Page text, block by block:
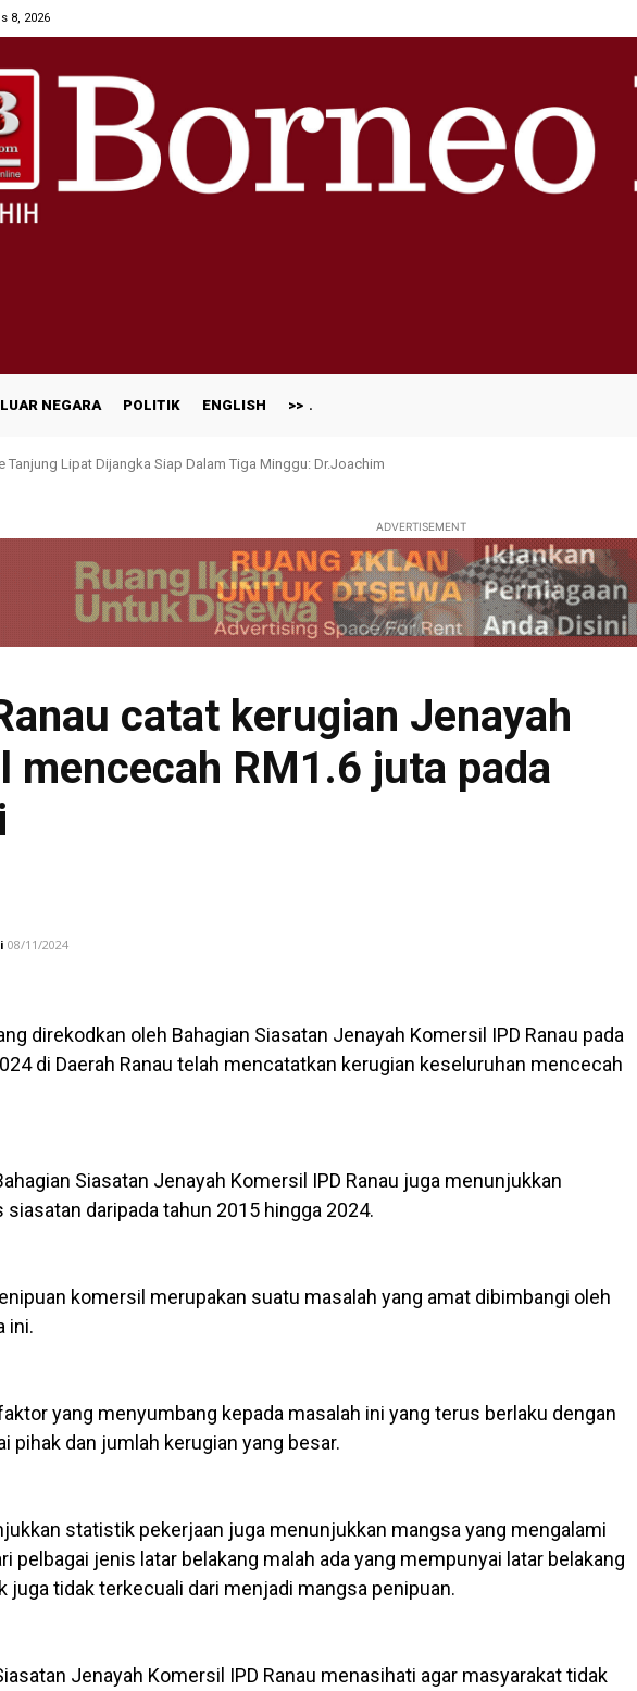
8, 2026
LUAR NEGARA POLITIK ENGLISH >>
Tanjung Lipat Dijangka Siap Dalam Tiga Minggu: Dr.Joachim
ADVERTISEMENT
catat kerugian Jenayah
mencecah RM1.6 juta pada
08/11/2024
direkodkan oleh Bahagian Siasatan Jenayah Komersil IPD Ranau pada
di Daerah Ranau telah mencatatkan kerugian keseluruhan mencecah
Siasatan Jenayah Komersil IPD Ranau juga menunjukkan
daripada tahun 2015 hingga 2024.
komersil merupakan suatu masalah yang amat dibimbangi oleh
ini.
yang menyumbang kepada masalah ini yang terus berlaku dengan
pihak dan jumlah kerugian yang besar.
statistik pekerjaan juga menunjukkan mangsa yang mengalami
pelbagai jenis latar belakang malah ada yang mempunyai latar belakang
juga tidak terkecuali dari menjadi mangsa penipuan.
Jenayah Komersil IPD Ranau menasihati agar masyarakat tidak